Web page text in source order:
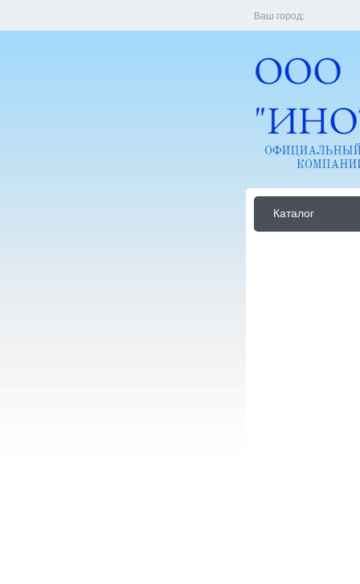
Ваш город:
Каталог